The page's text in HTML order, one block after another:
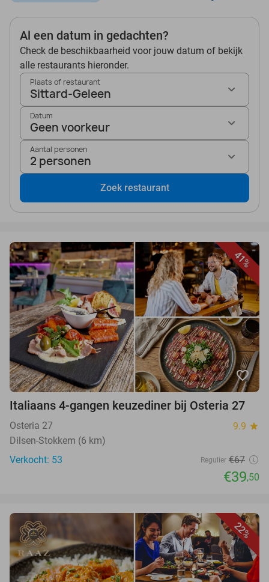
Al een datum in gedachten?
Check de beschikbaarheid voor jouw datum of bekijk
alle restaurants hieronder.
Plaats of restaurant
Sittard-Geleen
Datum
Geen voorkeur
Aantal personen
2 personen
Zoek restaurant
41%
favorite_border
Italiaans 4-gangen keuzediner bij Osteria 27
Osteria 27 9.9 star
Dilsen-Stokkem (6 km)
Verkocht: 53
Regulier €67
€39,50
22%